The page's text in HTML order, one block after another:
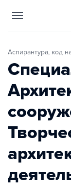
Аспирантура, код